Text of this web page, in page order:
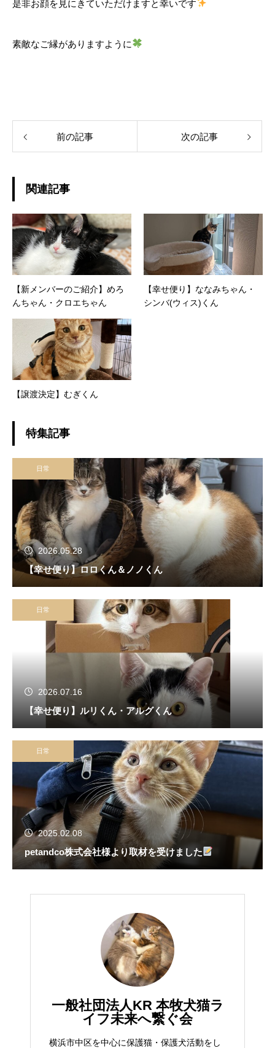
是非お顔を見にきていただけますと幸いです
素敵なご縁がありますように
前の記事 次の記事
関連記事
【新メンバーのご紹介】めろ
んちゃん・クロエちゃん
【幸せ便り】ななみちゃん・
シンバ(ウィス)くん
【譲渡決定】むぎくん
特集記事
日常
2026.05.28
【幸せ便り】ロロくん＆ノノくん
日常
2026.07.16
【幸せ便り】ルリくん・アルグくん
日常
2025.02.08
petandco株式会社様より取材を受けました
一般社団法人KR 本牧犬猫ラ
イフ未来へ繋ぐ会
横浜市中区を中心に保護猫・保護犬活動をし